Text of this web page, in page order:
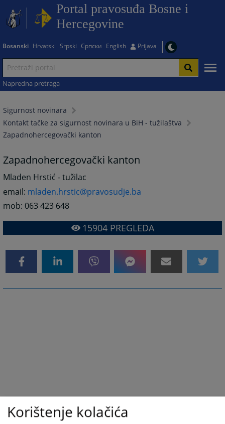
Portal pravosuđa Bosne i
Hercegovine
Bosanski Hrvatski Srpski Српски English Prijava
Napredna pretraga
Sigurnost novinara
Kontakt tačke za sigurnost novinara u BiH - tužilaštva
Zapadnohercegovački kanton
Zapadnohercegovački kanton
Mladen Hrstić - tužilac
email: mladen.hrstic@pravosudje.ba
mob: 063 423 648
15904PREGLEDA
Korištenje kolačića